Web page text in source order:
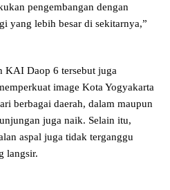
pengembangan dengan
yang lebih besar di sekitarnya,”
KAI Daop 6 tersebut juga
image Kota Yogyakarta
berbagai daerah, dalam maupun
juga naik. Selain itu,
aspal juga tidak terganggu
langsir.